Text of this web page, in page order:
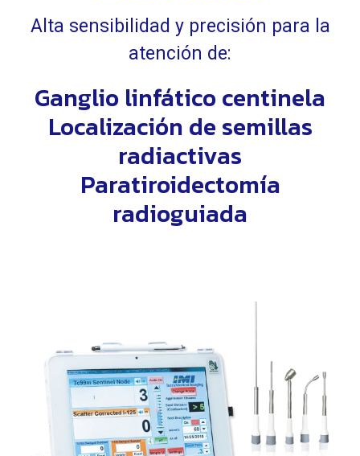
Alta sensibilidad y precisión para la
atención de:
Ganglio linfático centinela
Localización de semillas
radiactivas
Paratiroidectomía
radioguiada